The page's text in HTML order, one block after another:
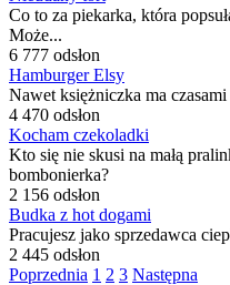
Co to za piekarka, która
Może...
6 777 odsłon
Hamburger Elsy
Nawet księżniczka ma
4 470 odsłon
Kocham czekoladki
Kto się nie skusi na małą
bombonierka?
2 156 odsłon
Budka z hot dogami
Pracujesz jako sprzedawca
2 445 odsłon
Poprzednia 1 2 3 Następna